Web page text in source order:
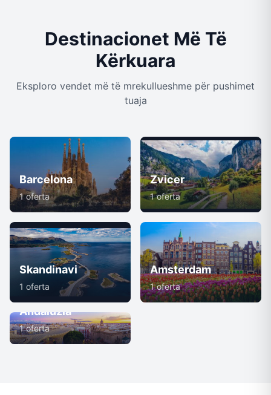
Destinacionet Më Të
Kërkuara
Eksploro vendet më të mrekullueshme për pushimet
tuaja
Barcelona
1 oferta
Zvicer
1 oferta
Skandinavi
1 oferta
Amsterdam
1 oferta
Andaluzia
1 oferta